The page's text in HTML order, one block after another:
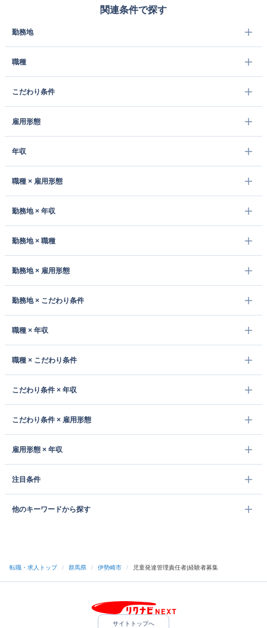
関連条件で探す
勤務地
職種
こだわり条件
雇用形態
年収
職種 × 雇用形態
勤務地 × 年収
勤務地 × 職種
勤務地 × 雇用形態
勤務地 × こだわり条件
職種 × 年収
職種 × こだわり条件
こだわり条件 × 年収
こだわり条件 × 雇用形態
雇用形態 × 年収
注目条件
他のキーワードから探す
転職・求人トップ / 群馬県 / 伊勢崎市 / 児童発達管理責任者|経験者募集
サイトトップへ